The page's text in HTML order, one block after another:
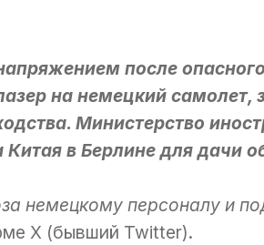
после
на немецкий самолет,
Министерство
в Берлине для дачи
немецкому персоналу и
X (бывший Twitter).